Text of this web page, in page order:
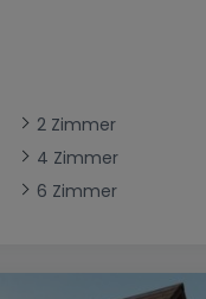
2 Zimmer
4 Zimmer
6 Zimmer